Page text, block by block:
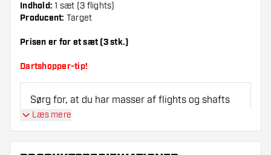
Indhold: 1 sæt (3 flights)
Producent: Target
Prisen er for et sæt (3 stk.)
Dartshopper-tip!
Sørg for, at du har masser af flights og shafts
på lager. Disse kan blive beskadiget eller
knækket ved brug.
Læs mere